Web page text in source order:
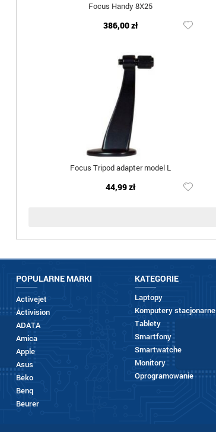
Focus Handy 8X25
386,00 zł
Focus Tripod adapter model L
44,99 zł
POPULARNE MARKI
Activejet
Activision
ADATA
Amica
Apple
Asus
Beko
Benq
Beurer
KATEGORIE
Laptopy
Komputery stacjonarne
Tablety
Smartfony
Smartwatche
Monitory
Oprogramowanie